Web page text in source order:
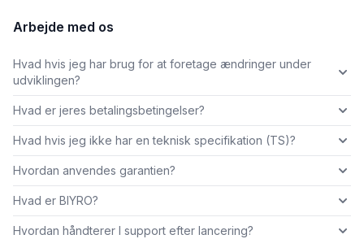
Arbejde med os
Hvad hvis jeg har brug for at foretage ændringer under
udviklingen?
Hvad er jeres betalingsbetingelser?
Hvad hvis jeg ikke har en teknisk specifikation (TS)?
Hvordan anvendes garantien?
Hvad er BIYRO?
Hvordan håndterer I support efter lancering?